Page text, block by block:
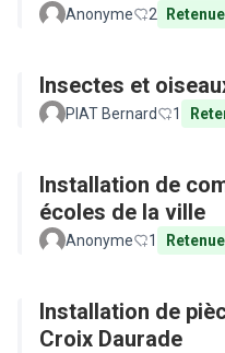
Anonyme 2 Retenue
Insectes et
PIAT Bernard 1
Installation de
écoles de la ville
Anonyme 1 Retenue
Installation de
Croix Daurade